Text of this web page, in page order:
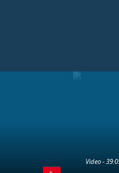
Video -